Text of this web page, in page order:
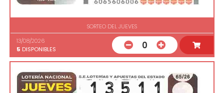
SORTEO DEL JUEVES
13/08/2026
5 DISPONIBLES 0